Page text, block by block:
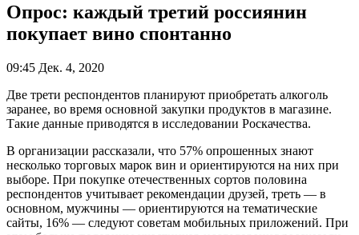
Опрос: каждый третий россиянин
покупает вино спонтанно
09:45 Дек. 4, 2020
Две трети респондентов планируют приобретать алкоголь
заранее, во время основной закупки продуктов в магазине.
Такие данные приводятся в исследовании Роскачества.
В организации рассказали, что 57% опрошенных знают
несколько торговых марок вин и ориентируются на них при
выборе. При покупке отечественных сортов половина
респондентов учитывает рекомендации друзей, треть — в
основном, мужчины — ориентируются на тематические
сайты, 16% — следуют советам мобильных приложений. При